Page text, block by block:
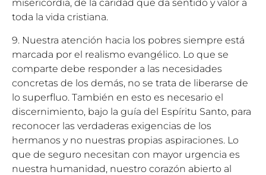
misericordia, de la caridad que da sentido y valor a
toda la vida cristiana.
9. Nuestra atención hacia los pobres siempre está
marcada por el realismo evangélico. Lo que se
comparte debe responder a las necesidades
concretas de los demás, no se trata de liberarse de
lo superfluo. También en esto es necesario el
discernimiento, bajo la guía del Espíritu Santo, para
reconocer las verdaderas exigencias de los
hermanos y no nuestras propias aspiraciones. Lo
que de seguro necesitan con mayor urgencia es
nuestra humanidad, nuestro corazón abierto al